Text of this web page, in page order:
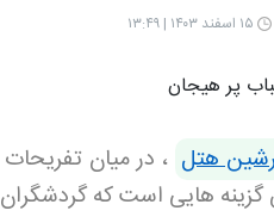
۱۵ اسفند ۱۴۰۳ | ۱۳:۴۹
هتل ، در میان
هایی است که گردشگران